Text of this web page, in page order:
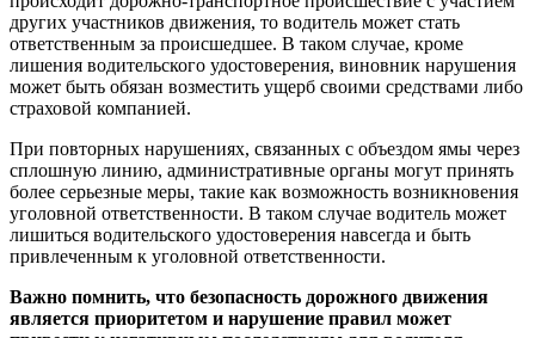
других участников движения, то водитель может стать
ответственным за происшедшее. В таком случае, кроме
лишения водительского удостоверения, виновник нарушения
может быть обязан возместить ущерб своими средствами либо
страховой компанией.
При повторных нарушениях, связанных с объездом ямы через
сплошную линию, административные органы могут принять
более серьезные меры, такие как возможность возникновения
уголовной ответственности. В таком случае водитель может
лишиться водительского удостоверения навсегда и быть
привлеченным к уголовной ответственности.
Важно помнить, что безопасность дорожного движения
является приоритетом и нарушение правил может